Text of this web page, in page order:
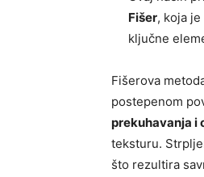
Fišer, koja
ključne
Fišerova
postepenom
prekuhavanja i
teksturu.
što rezultira